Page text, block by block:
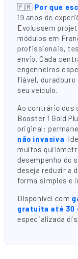
🇫🇷 Por que
19 anos de
Evolussem
módulos em
profissionais,
envio. Cada
engenheiros
fiável, duradouro
seu veículo.
Ao contrário
Booster 1 Gold
original:
não invasiva.
muitos
desempenho do
deseja reduzir a
forma simples e
Disponível com
gratuita até 30
especializada